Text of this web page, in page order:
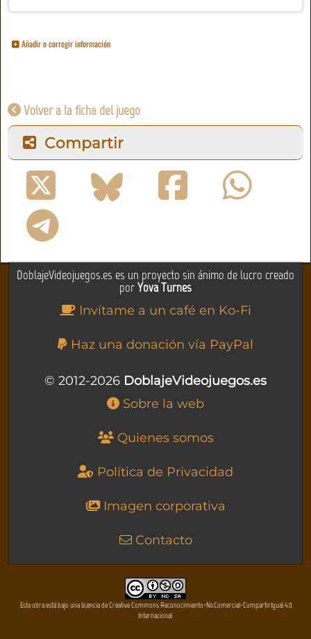
Añadir o corregir información
Volver a la ficha del juego
Compartir
DoblajeVideojuegos.es es un proyecto sin ánimo de lucro creado
porYova Turnes
Invítame a un café en Ko-Fi
Haz una donación vía PayPal
© 2012-2026 DoblajeVideojuegos.es
Sobre la web
Quienes somos
Política de Privacidad
Imagen corporativa
Contacto
Esta obra está bajo una licencia de Creative Commons Reconocimiento-NoComercial-CompartirIgual 4.0
Internacional